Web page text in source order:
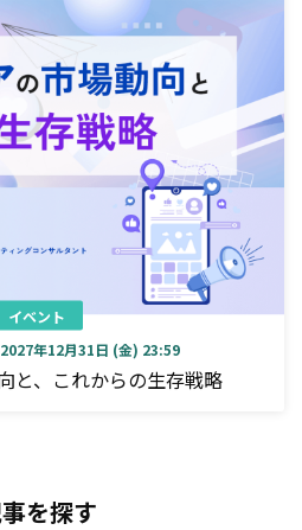
イベント
年12月31日 (金) 23:59
と、これからの生存戦略
を探す